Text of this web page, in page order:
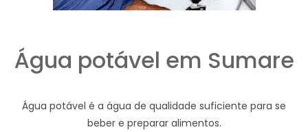
Água potável em Sumare
Água potável é a água de qualidade suficiente para se
beber e preparar alimentos.